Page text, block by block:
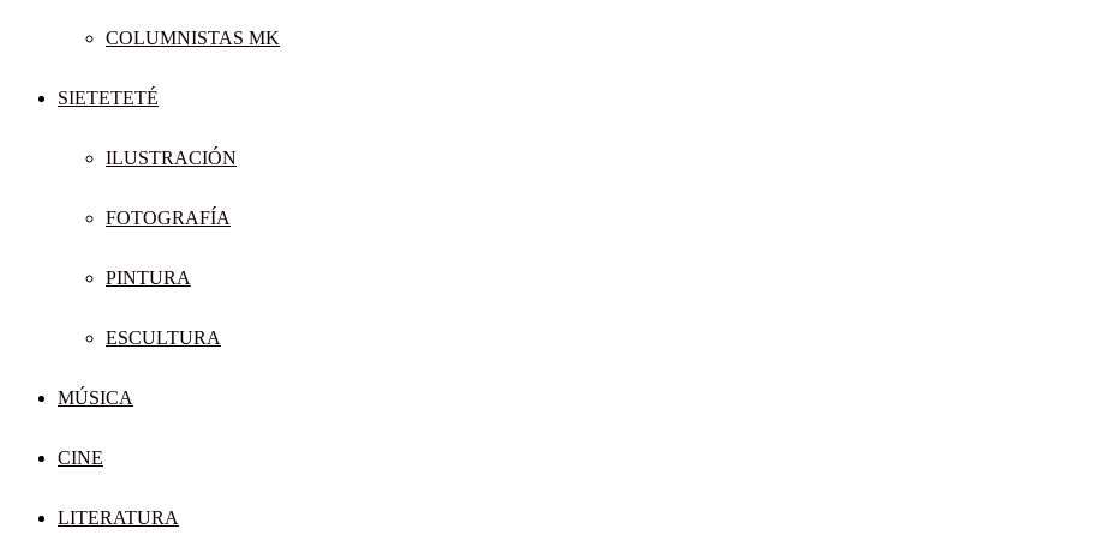
COLUMNISTAS MK
SIETETETÉ
ILUSTRACIÓN
FOTOGRAFÍA
PINTURA
ESCULTURA
MÚSICA
CINE
LITERATURA